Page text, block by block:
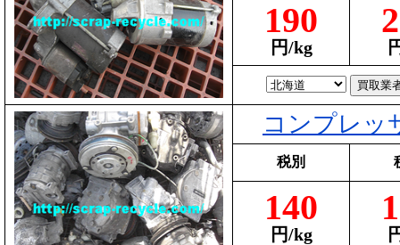
190
円/kg
コンプレッ
税別
140
円/kg